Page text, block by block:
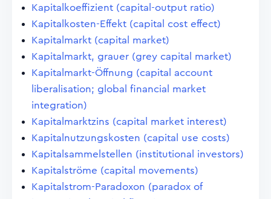
Kapitalkoeffizient (capital-output ratio)
Kapitalkosten-Effekt (capital cost effect)
Kapitalmarkt (capital market)
Kapitalmarkt, grauer (grey capital market)
Kapitalmarkt-Öffnung (capital account
liberalisation; global financial market
integration)
Kapitalmarktzins (capital market interest)
Kapitalnutzungskosten (capital use costs)
Kapitalsammelstellen (institutional investors)
Kapitalströme (capital movements)
Kapitalstrom-Paradoxon (paradox of